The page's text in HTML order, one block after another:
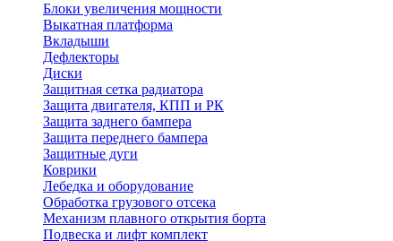
Блоки увеличения мощности
Выкатная платформа
Вкладыши
Дефлекторы
Диски
Защитная сетка радиатора
Защита двигателя, КПП и РК
Защита заднего бампера
Защита переднего бампера
Защитные дуги
Коврики
Лебедка и оборудование
Обработка грузового отсека
Механизм плавного открытия борта
Подвеска и лифт комплект